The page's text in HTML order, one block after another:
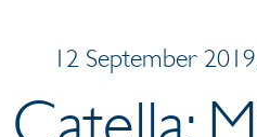
12 September